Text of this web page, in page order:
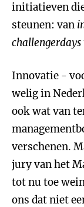
initiatieven
steunen: van
challengerdays
Innovatie -
welig in
ook wat van
verschenen.
jury van het
tot nu toe
ons dat niet